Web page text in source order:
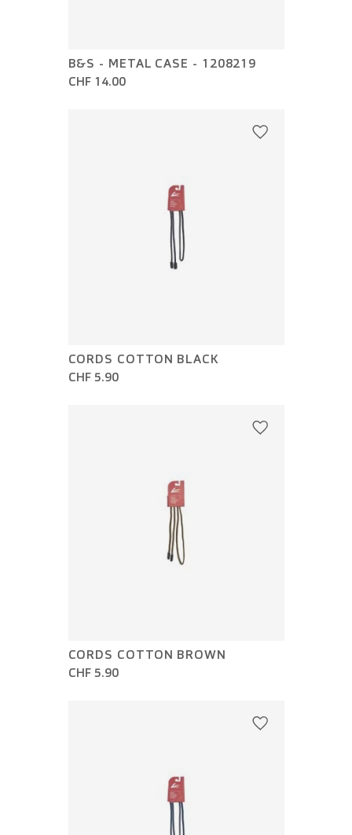
B&S - METAL CASE - 1208219
CHF 14.00
CORDS COTTON BLACK
CHF 5.90
CORDS COTTON BROWN
CHF 5.90